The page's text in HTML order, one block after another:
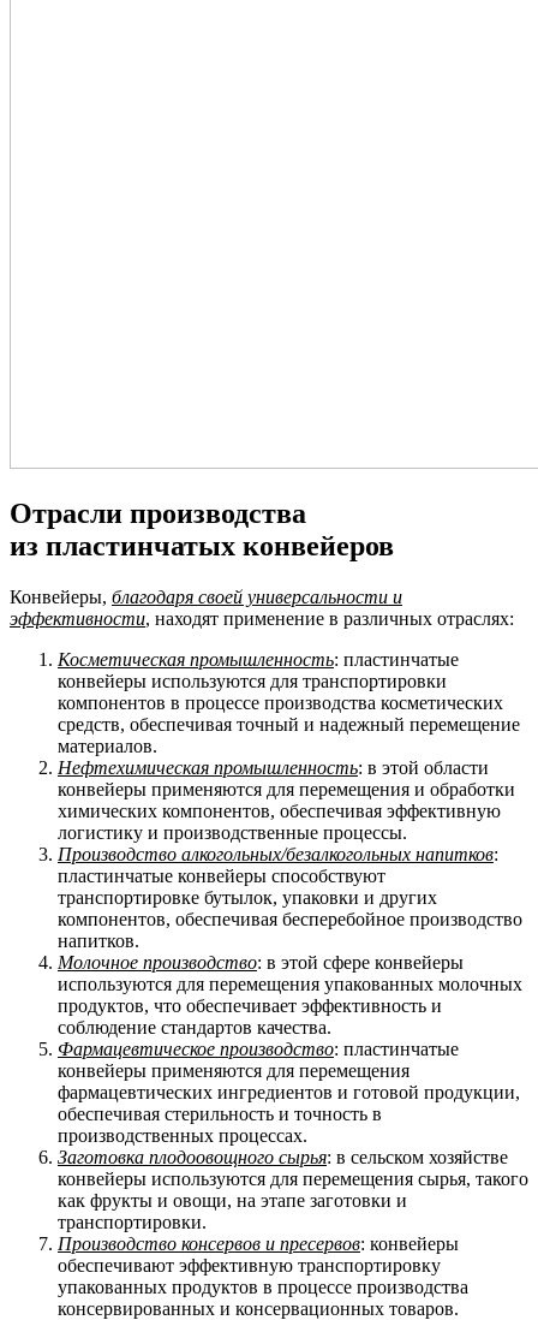
Отрасли производства
из пластинчатых конвейеров
Конвейеры, благодаря своей универсальности и
эффективности, находят применение в различных отраслях:
Косметическая промышленность: пластинчатые
конвейеры используются для транспортировки
компонентов в процессе производства косметических
средств, обеспечивая точный и надежный перемещение
материалов.
Нефтехимическая промышленность: в этой области
конвейеры применяются для перемещения и обработки
химических компонентов, обеспечивая эффективную
логистику и производственные процессы.
Производство алкогольных/безалкогольных напитков:
пластинчатые конвейеры способствуют
транспортировке бутылок, упаковки и других
компонентов, обеспечивая бесперебойное производство
напитков.
Молочное производство: в этой сфере конвейеры
используются для перемещения упакованных молочных
продуктов, что обеспечивает эффективность и
соблюдение стандартов качества.
Фармацевтическое производство: пластинчатые
конвейеры применяются для перемещения
фармацевтических ингредиентов и готовой продукции,
обеспечивая стерильность и точность в
производственных процессах.
Заготовка плодоовощного сырья: в сельском хозяйстве
конвейеры используются для перемещения сырья, такого
как фрукты и овощи, на этапе заготовки и
транспортировки.
Производство консервов и пресервов: конвейеры
обеспечивают эффективную транспортировку
упакованных продуктов в процессе производства
консервированных и консервационных товаров.